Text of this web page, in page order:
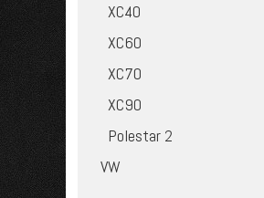
XC40
XC60
XC70
XC90
Polestar 2
VW